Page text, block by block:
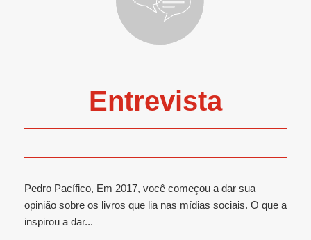
Entrevista
Pedro Pacífico, Em 2017, você começou a dar sua
opinião sobre os livros que lia nas mídias sociais. O que a
inspirou a dar...